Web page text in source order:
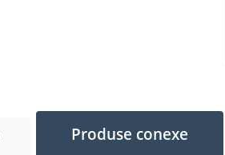
Produse conexe